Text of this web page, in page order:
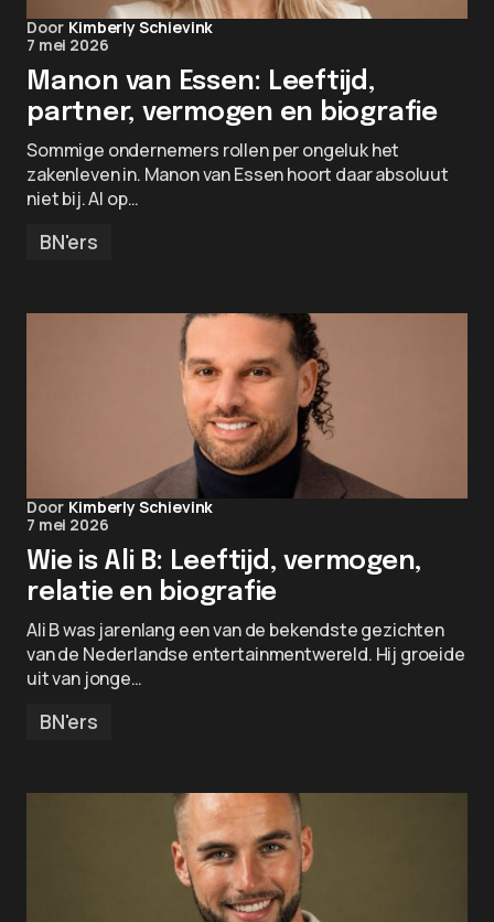
Door Kimberly Schievink
7 mei 2026
Manon van Essen: Leeftijd,
partner, vermogen en biografie
Sommige ondernemers rollen per ongeluk het
zakenleven in. Manon van Essen hoort daar absoluut
niet bij. Al op…
BN'ers
Door Kimberly Schievink
7 mei 2026
Wie is Ali B: Leeftijd, vermogen,
relatie en biografie
Ali B was jarenlang een van de bekendste gezichten
van de Nederlandse entertainmentwereld. Hij groeide
uit van jonge…
BN'ers